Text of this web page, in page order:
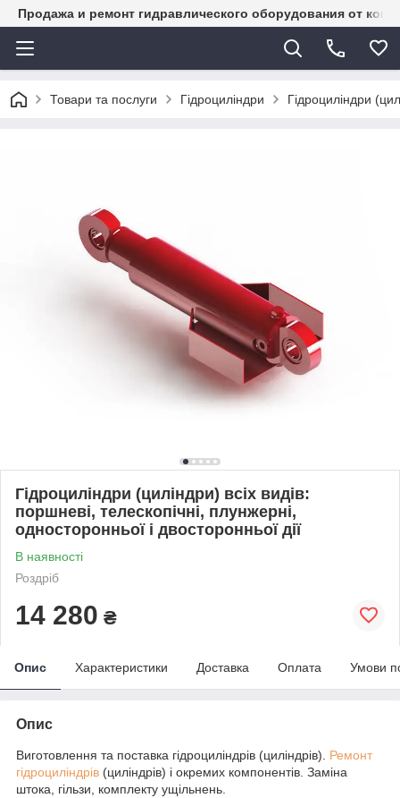
Продажа и ремонт гидравлического оборудования от
Товари та послуги Гідроциліндри Гідроциліндри
Гідроциліндри (циліндри) всіх видів:
поршневі, телескопічні, плунжерні,
односторонньої і двосторонньої дії
В наявності
Роздріб
14 280 ₴
Опис Характеристики Доставка Оплата Умови
Опис
Виготовлення та поставка гідроциліндрів (циліндрів). Ремонт
гідроциліндрів (циліндрів) і окремих компонентів. Заміна
штока, гільзи, комплекту ущільнень.